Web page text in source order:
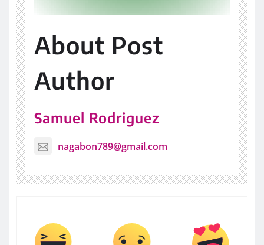
About Post
Author
Samuel Rodriguez
nagabon789@gmail.com